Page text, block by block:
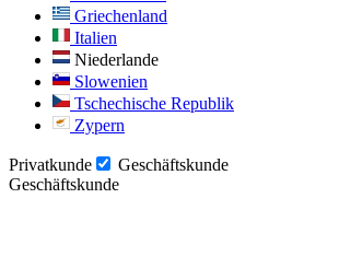
Griechenland
Italien
Niederlande
Slowenien
Tschechische Republik
Zypern
Privatkunde
Geschäftskunde
Geschäftskunde